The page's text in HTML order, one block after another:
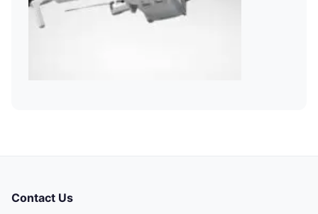
Contact Us